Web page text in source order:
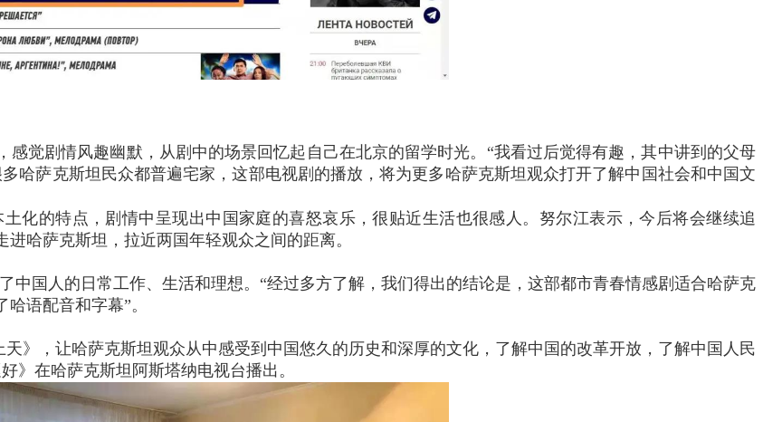
剧情风趣幽默，从剧中的场景回忆起自己在北京的留学时光。“我看过后觉得有趣，其中讲到的父母
哈萨克斯坦民众都普遍宅家，这部电视剧的播放，将为更多哈萨克斯坦观众打开了解中国社会和中国文
的特点，剧情中呈现出中国家庭的喜怒哀乐，很贴近生活也很感人。努尔江表示，今后将会继续追
哈萨克斯坦，拉近两国年轻观众之间的距离。
国人的日常工作、生活和理想。“经过多方了解，我们得出的结论是，这部都市青春情感剧适合哈萨克
语配音和字幕”。
，让哈萨克斯坦观众从中感受到中国悠久的历史和深厚的文化，了解中国的改革开放，了解中国人民
》在哈萨克斯坦阿斯塔纳电视台播出。